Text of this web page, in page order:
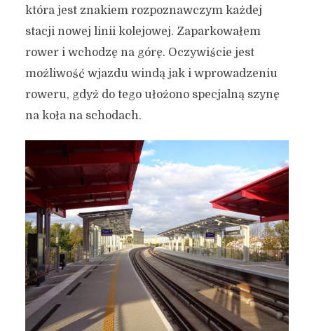
która jest znakiem rozpoznawczym każdej
stacji nowej linii kolejowej. Zaparkowałem
rower i wchodzę na górę. Oczywiście jest
możliwość wjazdu windą jak i wprowadzeniu
roweru, gdyż do tego ułożono specjalną szynę
na koła na schodach.